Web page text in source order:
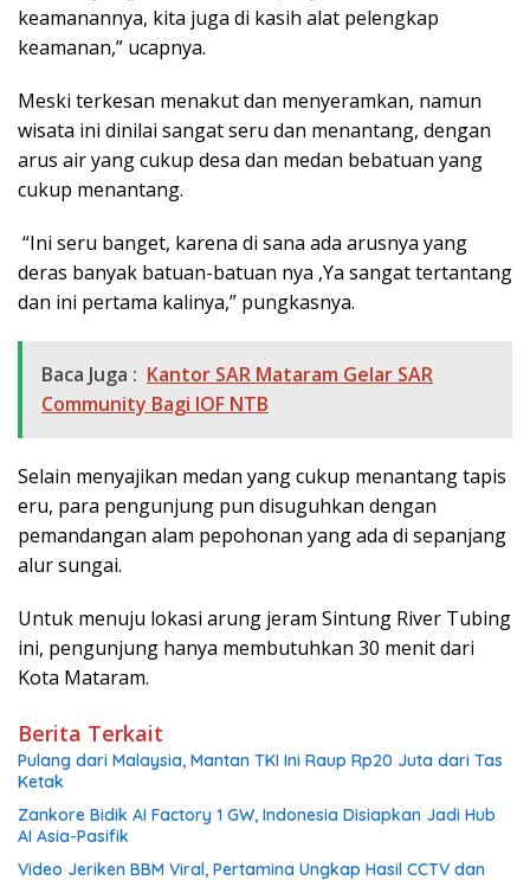
keamanannya, kita juga di kasih alat pelengkap
keamanan,” ucapnya.
Meski terkesan menakut dan menyeramkan, namun
wisata ini dinilai sangat seru dan menantang, dengan
arus air yang cukup desa dan medan bebatuan yang
cukup menantang.
“Ini seru banget, karena di sana ada arusnya yang
deras banyak batuan-batuan nya ,Ya sangat tertantang
dan ini pertama kalinya,” pungkasnya.
Baca Juga : Kantor SAR Mataram Gelar SAR
Community Bagi IOF NTB
Selain menyajikan medan yang cukup menantang tapis
eru, para pengunjung pun disuguhkan dengan
pemandangan alam pepohonan yang ada di sepanjang
alur sungai.
Untuk menuju lokasi arung jeram Sintung River Tubing
ini, pengunjung hanya membutuhkan 30 menit dari
Kota Mataram.
Berita Terkait
Pulang dari Malaysia, Mantan TKI Ini Raup Rp20 Juta dari Tas
Ketak
Zankore Bidik AI Factory 1 GW, Indonesia Disiapkan Jadi Hub
AI Asia-Pasifik
Video Jeriken BBM Viral, Pertamina Ungkap Hasil CCTV dan